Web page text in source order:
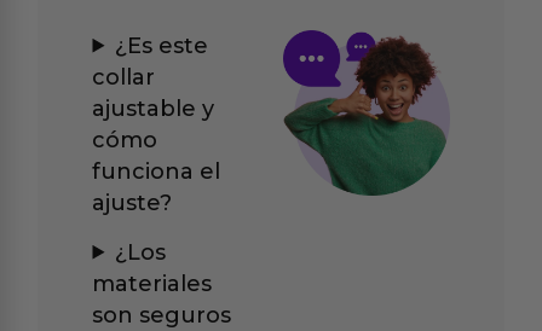
¿Es este
collar
ajustable y
cómo
funciona el
ajuste?
¿Los
materiales
son seguros